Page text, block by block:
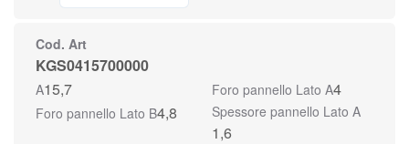
Cod. Art
KGS0415700000
A15,7 Foro pannello Lato A4
Foro pannello Lato B4,8 Spessore pannello Lato A
1,6